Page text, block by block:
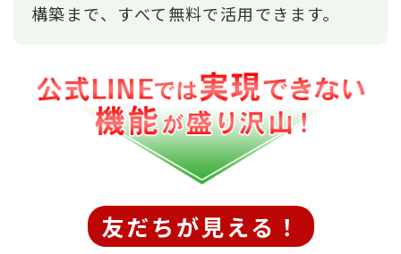
構築まで、すべて無料で活用できます。
友だちが見える！